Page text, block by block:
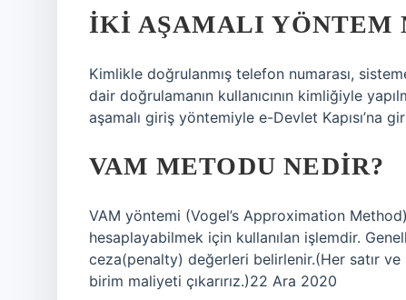
İKI AŞAMALI YÖNTEM
Kimlikle doğrulanmış telefon numarası,
dair doğrulamanın kullanıcının kimliğiyle
aşamalı giriş yöntemiyle e-Devlet Kapısı’na
VAM METODU NEDIR?
VAM yöntemi (Vogel’s Approximation
hesaplayabilmek için kullanılan işlemdir.
ceza(penalty) değerleri belirlenir.(Her satır
birim maliyeti çıkarırız.)22 Ara 2020